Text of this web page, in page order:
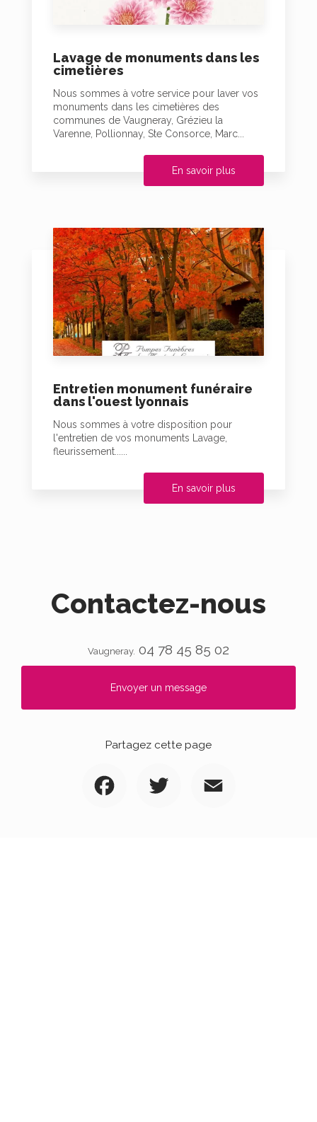
Lavage de monuments dans les
cimetières
Nous sommes à votre service pour laver vos
monuments dans les cimetières des
communes de Vaugneray, Grézieu la
Varenne, Pollionnay, Ste Consorce, Marc...
En savoir plus
Entretien monument funéraire
dans l'ouest lyonnais
Nous sommes à votre disposition pour
l'entretien de vos monuments Lavage,
fleurissement......
En savoir plus
Contactez-nous
Vaugneray. 04 78 45 85 02
Envoyer un message
Partagez cette page